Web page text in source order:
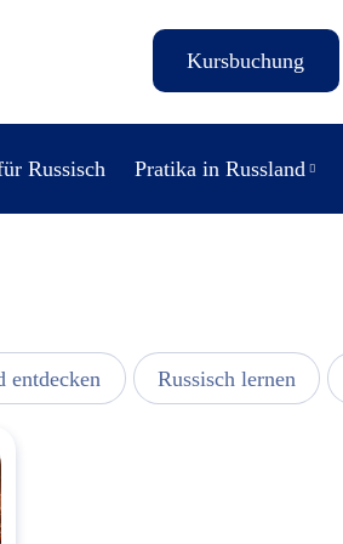
Kursbuchung
Russisch Pratika in Russland
entdecken Russisch lernen